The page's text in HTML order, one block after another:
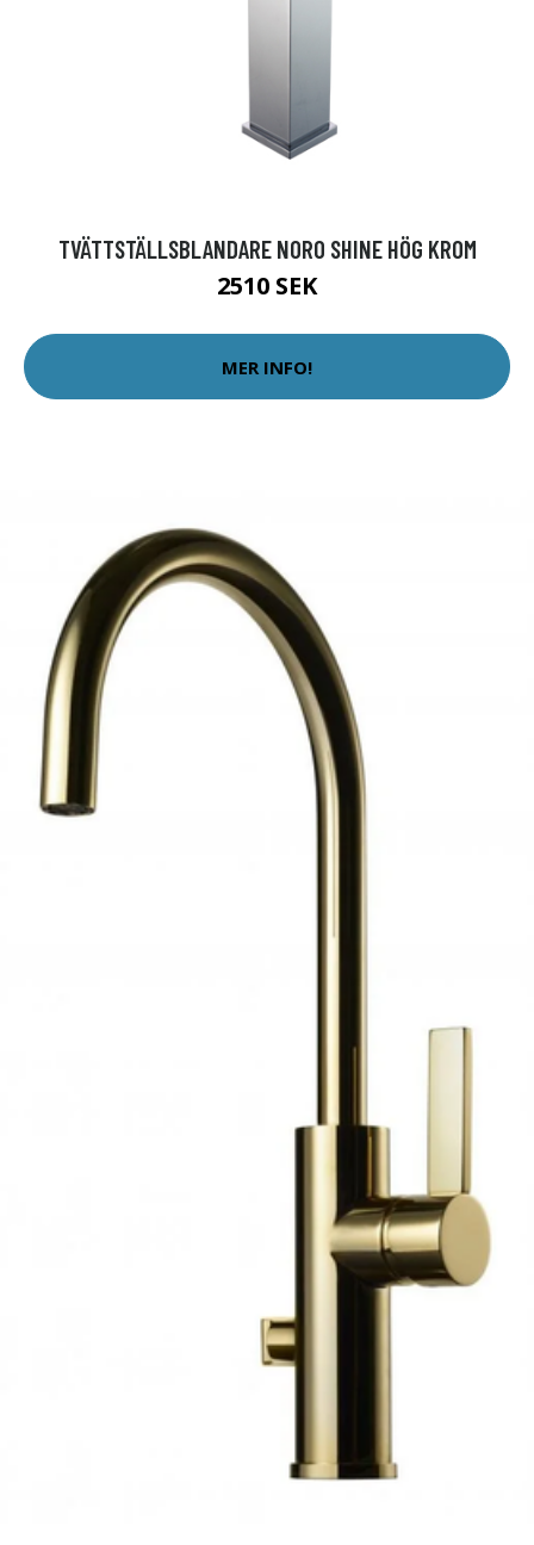
TVÄTTSTÄLLSBLANDARE NORO SHINE HÖG KROM
2510 SEK
MER INFO!